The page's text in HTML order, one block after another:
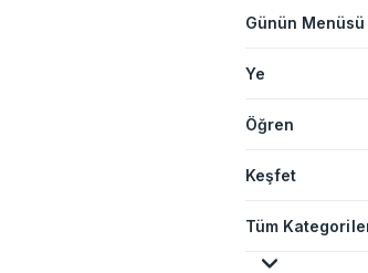
Günün Menüsü
Ye
Öğren
Keşfet
Tüm